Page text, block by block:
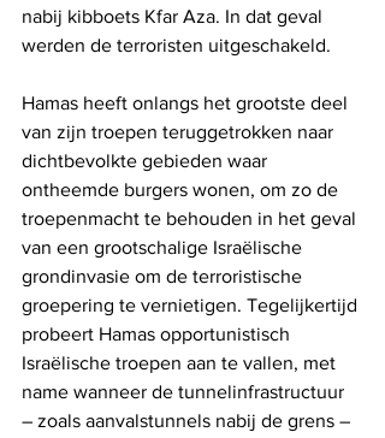
nabij kibboets Kfar Aza. In dat geval
werden de terroristen uitgeschakeld.
Hamas heeft onlangs het grootste deel
van zijn troepen teruggetrokken naar
dichtbevolkte gebieden waar
ontheemde burgers wonen, om zo de
troepenmacht te behouden in het geval
van een grootschalige Israëlische
grondinvasie om de terroristische
groepering te vernietigen. Tegelijkertijd
probeert Hamas opportunistisch
Israëlische troepen aan te vallen, met
name wanneer de tunnelinfrastructuur
– zoals aanvalstunnels nabij de grens –